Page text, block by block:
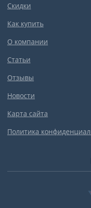
Скидки
Как купить
О компании
Статьи
Отзывы
Новости
Карта сайта
Политика